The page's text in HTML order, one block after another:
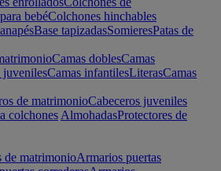
bebéColchones hinchables
Base tapizadasSomieresPatas de
Camas doblesCamas
juvenilesCamas infantilesLiterasCamas
de matrimonioCabeceros juveniles
colchones AlmohadasProtectores de
de matrimonioArmarios puertas